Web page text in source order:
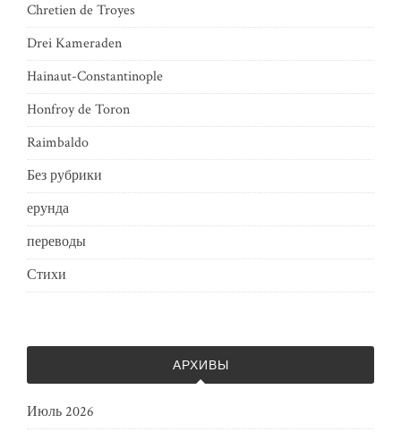
Chretien de Troyes
Drei Kameraden
Hainaut-Constantinople
Honfroy de Toron
Raimbaldo
Без рубрики
ерунда
переводы
Стихи
АРХИВЫ
Июль 2026